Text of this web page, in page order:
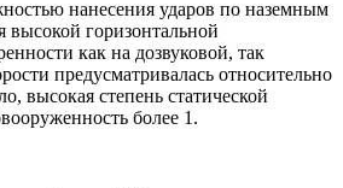
нанесения ударов по наземным
горизонтальной
как на дозвуковой, так
предусматривалась относительно
высокая степень статической
более 1.